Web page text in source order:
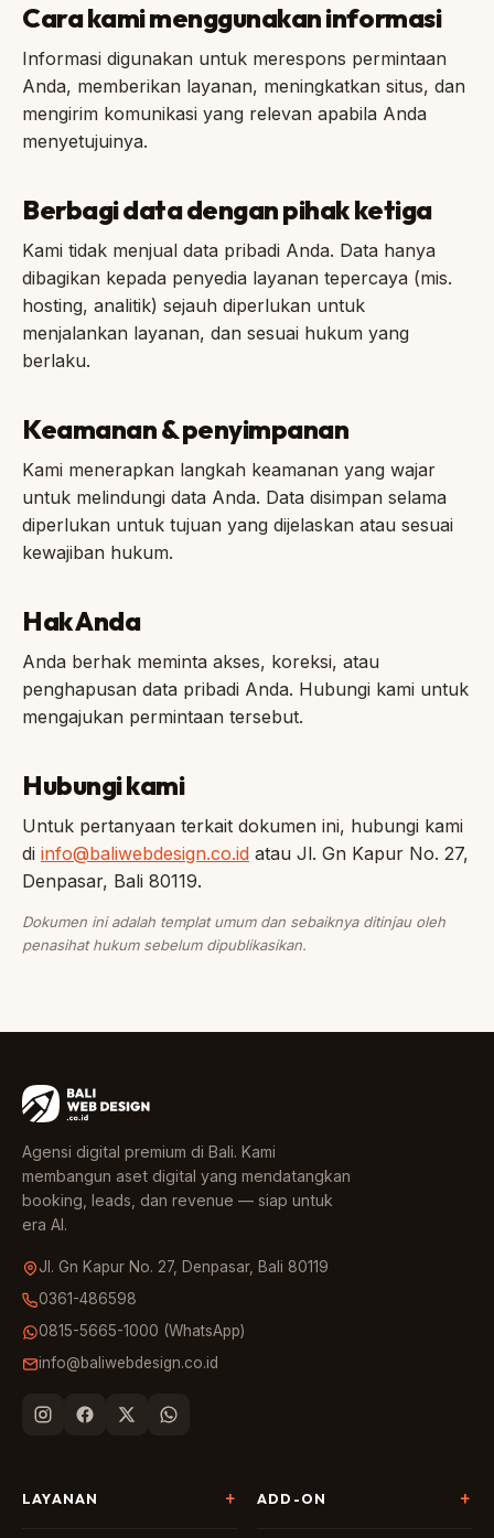
Cara kami menggunakan informasi
Informasi digunakan untuk merespons permintaan
Anda, memberikan layanan, meningkatkan situs, dan
mengirim komunikasi yang relevan apabila Anda
menyetujuinya.
Berbagi data dengan pihak ketiga
Kami tidak menjual data pribadi Anda. Data hanya
dibagikan kepada penyedia layanan tepercaya (mis.
hosting, analitik) sejauh diperlukan untuk
menjalankan layanan, dan sesuai hukum yang
berlaku.
Keamanan & penyimpanan
Kami menerapkan langkah keamanan yang wajar
untuk melindungi data Anda. Data disimpan selama
diperlukan untuk tujuan yang dijelaskan atau sesuai
kewajiban hukum.
Hak Anda
Anda berhak meminta akses, koreksi, atau
penghapusan data pribadi Anda. Hubungi kami untuk
mengajukan permintaan tersebut.
Hubungi kami
Untuk pertanyaan terkait dokumen ini, hubungi kami
di info@baliwebdesign.co.id atau Jl. Gn Kapur No. 27,
Denpasar, Bali 80119.
Dokumen ini adalah templat umum dan sebaiknya ditinjau oleh
penasihat hukum sebelum dipublikasikan.
Agensi digital premium di Bali. Kami
membangun aset digital yang mendatangkan
booking, leads, dan revenue — siap untuk
era AI.
Jl. Gn Kapur No. 27, Denpasar, Bali 80119
0361-486598
0815-5665-1000 (WhatsApp)
info@baliwebdesign.co.id
LAYANAN ADD-ON